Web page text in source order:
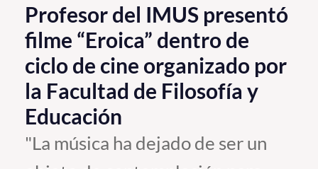
La Universidad
Investigación, Creación e Innovación
PUCV Internacional
Vinculación con el Medio
Admisión
Profesor del IMUS presentó
filme “Eroica” dentro de
ciclo de cine organizado por
la Facultad de Filosofía y
Educación
"La música ha dejado de ser un